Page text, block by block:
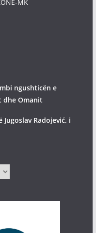
MK
ngushticën e
dhe Omanit
Radojević, i